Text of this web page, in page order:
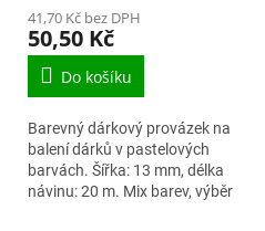
41,70 Kč bez DPH
50,50 Kč
Do košíku
Barevný dárkový provázek na
balení dárků v pastelových
barvách. Šířka: 13 mm, délka
návinu: 20 m. Mix barev, výběr